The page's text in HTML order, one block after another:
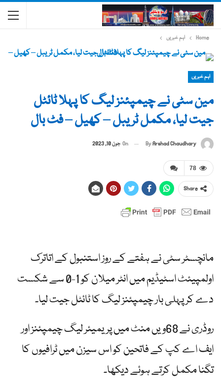
Home اہم خبریں
اہم خبریں
مین سٹی نے چیمپئنز لیگ کا پہلا ٹائٹل
جیت لیا، مکمل ٹریبل – کھیل – فٹ بال
ByArshad Chaudhary
On جون 10, 2023
78
Share
مانچسٹر سٹی نے ہفتے کے روز استنبول کے اتاترک
اولمپیئٹ اسٹیڈیم میں انٹر میلان کو 1-0 سے شکست
دے کر پہلی بار چیمپئنز لیگ کا ٹائٹل جیت لیا۔
روڈری نے 68ویں منٹ میں پریمیئر لیگ چیمپئنز اور
ایف اے کپ کے فاتحین کو اس سیزن میں ٹرافیوں کا
تگنا مکمل کرتے ہوئے دیکھا۔